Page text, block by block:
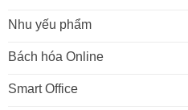
Nhu yếu phẩm
Bách hóa Online
Smart Office